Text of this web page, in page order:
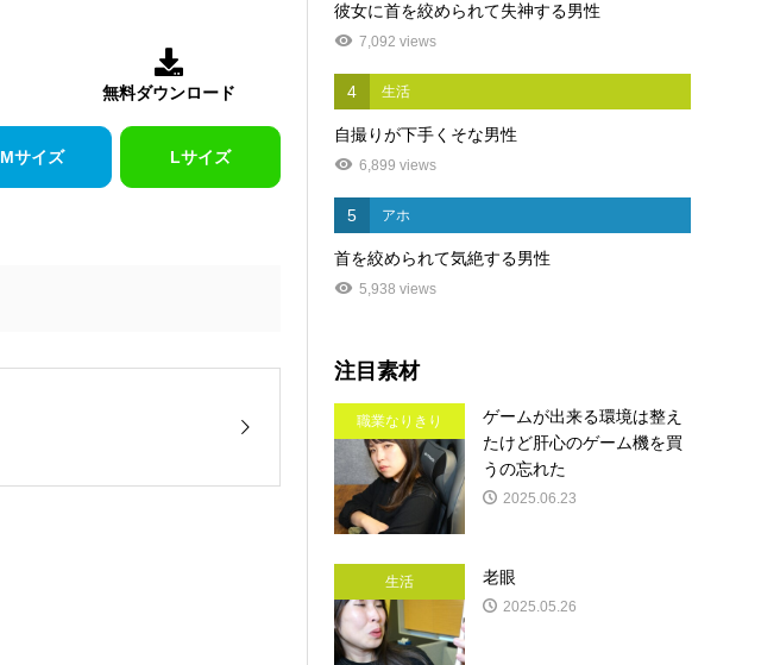

無料ダウンロード
Mサイズ Lサイズ
彼女に首を絞められて失神する男性
7,092 views
4 生活
自撮りが下手くそな男性
6,899 views
5 アホ
首を絞められて気絶する男性
5,938 views
注目素材
職業なりきり
ゲームが出来る環境は整え
たけど肝心のゲーム機を買
うの忘れた
2025.06.23
生活 老眼
2025.05.26